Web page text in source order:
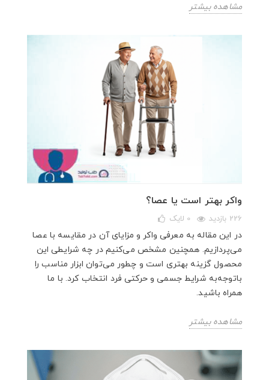
مشاهده بیشتر
واکر بهتر است یا عصا؟
226 بازدید 0 لایک
در این مقاله به معرفی واکر و مزایای آن در مقایسه با عصا
می‌پردازیم. همچنین مشخص می‌کنیم در چه شرایطی این
محصول گزینه‌ بهتری است و چطور می‌توان ابزار مناسب را
باتوجه‌به شرایط جسمی و حرکتی فرد انتخاب کرد. با ما
همراه باشید.
مشاهده بیشتر